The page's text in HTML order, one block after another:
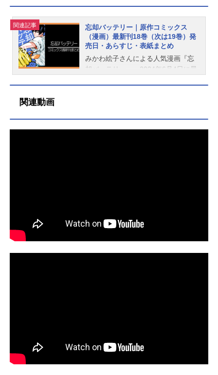
関連記事
忘却バッテリー｜原作コミックス
（漫画）最新刊18巻（次は19巻）発
売日・あらすじ・表紙まとめ
みかわ絵子さんによる人気漫画『忘
却バッテリー』。2024年6月4日に最
ーを攻略されつつも、なんとか1回を
凌いだ小手指バッテリー。未だ完成
しないフォークを諦めきれずにいた
漫画一覧画像をクリックすると、関
関連動画